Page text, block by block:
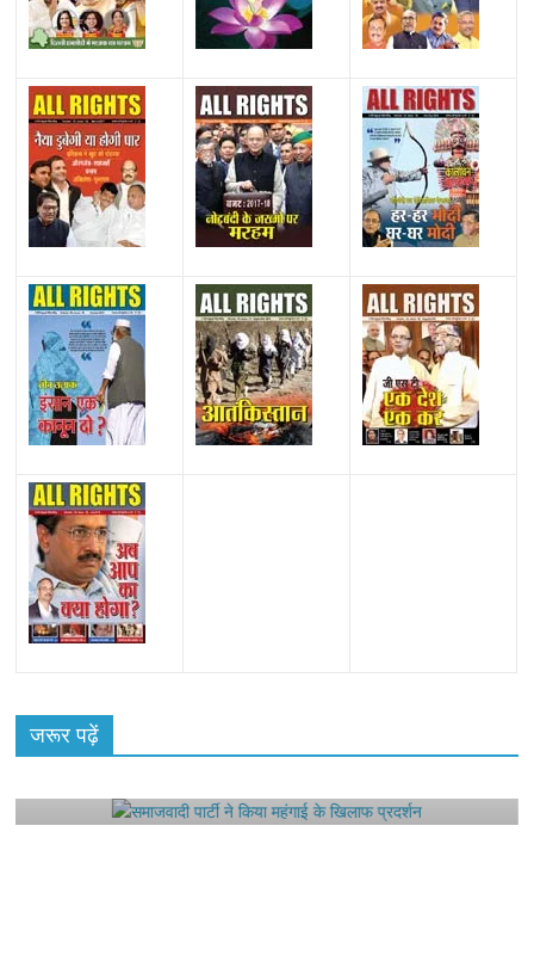
जरूर पढ़ें
राजनीतिक
समाजवादी पार्टी ने किया महंगाई के खिलाफ प्रदर्शन